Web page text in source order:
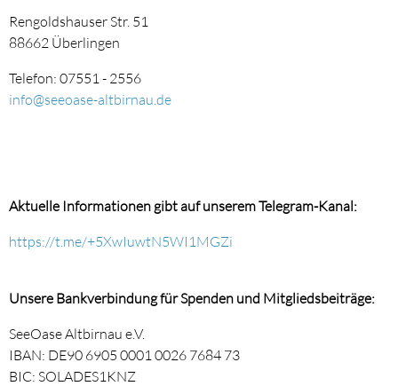
Rengoldshauser Str. 51
88662 Überlingen
Telefon: 07551 - 2556
info@seeoase-altbirnau.de
Aktuelle Informationen gibt auf unserem Telegram-Kanal:
https://t.me/+5XwIuwtN5WI1MGZi
Unsere Bankverbindung für Spenden und Mitgliedsbeiträge:
SeeOase Altbirnau e.V.
IBAN: DE90 6905 0001 0026 7684 73
BIC: SOLADES1KNZ